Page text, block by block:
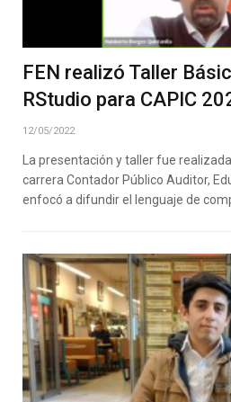
FEN realizó Taller
RStudio para CAPIC
12/05/2022
La presentación y taller fue
carrera Contador Público Auditor,
enfocó a difundir el lenguaje de